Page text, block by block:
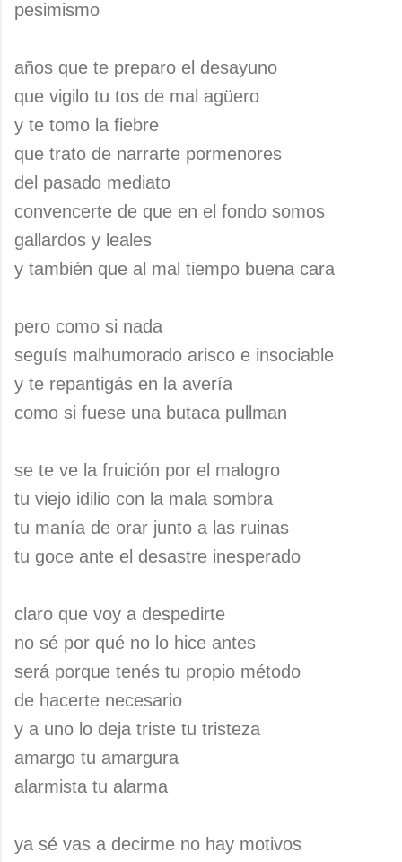
pesimismo
años que te preparo el desayuno
que vigilo tu tos de mal agüero
y te tomo la fiebre
que trato de narrarte pormenores
del pasado mediato
convencerte de que en el fondo somos
gallardos y leales
y también que al mal tiempo buena cara
pero como si nada
seguís malhumorado arisco e insociable
y te repantigás en la avería
como si fuese una butaca pullman
se te ve la fruición por el malogro
tu viejo idilio con la mala sombra
tu manía de orar junto a las ruinas
tu goce ante el desastre inesperado
claro que voy a despedirte
no sé por qué no lo hice antes
será porque tenés tu propio método
de hacerte necesario
y a uno lo deja triste tu tristeza
amargo tu amargura
alarmista tu alarma
ya sé vas a decirme no hay motivos